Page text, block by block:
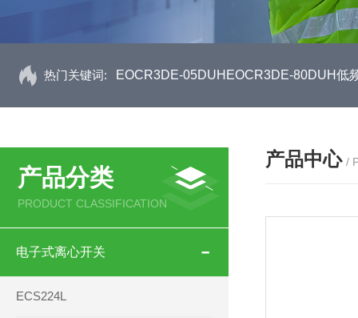
热门关键词: EOCR3DE-05DUHEOCR3DE-80DUH低
产品分类
PRODUCT CLASSIFICATION
电子式离心开关
ECS224L
产品中心 /